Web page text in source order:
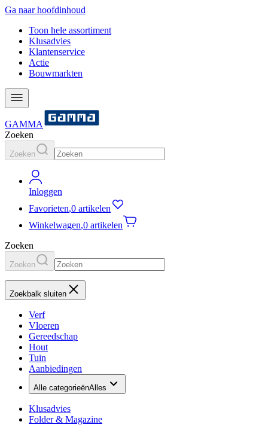
Ga naar hoofdinhoud
Toon hele assortiment
Klusadvies
Klantenservice
Actie
Bouwmarkten
GAMMA
Zoeken
Zoeken
Inloggen
Favorieten,0 artikelen
Winkelwagen,0 artikelen
Zoeken
Zoeken
Zoekbalk sluiten
Verf
Vloeren
Gereedschap
Hout
Tuin
Aanbiedingen
Alle categorieënAlles
Klusadvies
Folder & Magazine